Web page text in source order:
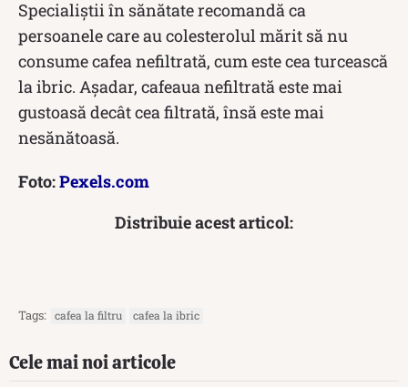
Specialiștii în sănătate recomandă ca
persoanele care au colesterolul mărit să nu
consume cafea nefiltrată, cum este cea turcească
la ibric. Așadar, cafeaua nefiltrată este mai
gustoasă decât cea filtrată, însă este mai
nesănătoasă.
Foto:Pexels.com
Distribuie acest articol:
Tags: cafea la filtru cafea la ibric
Cele mai noi articole